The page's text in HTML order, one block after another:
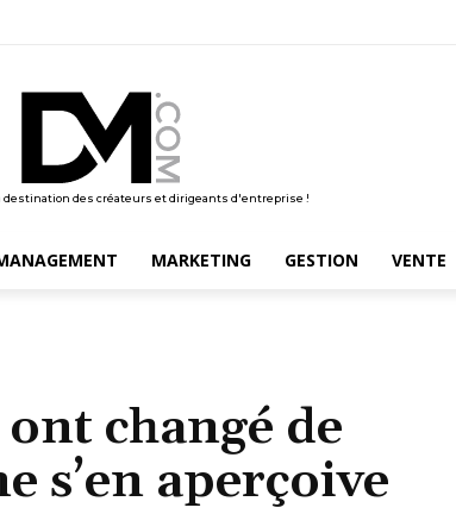
destination des créateurs et dirigeants d'entreprise !
MARKETING GESTION VENTE
changé de
s’en aperçoive